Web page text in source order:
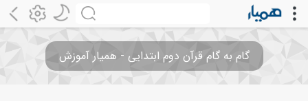
گام به گام قرآن دوم ابتدایی - همیار آموزش